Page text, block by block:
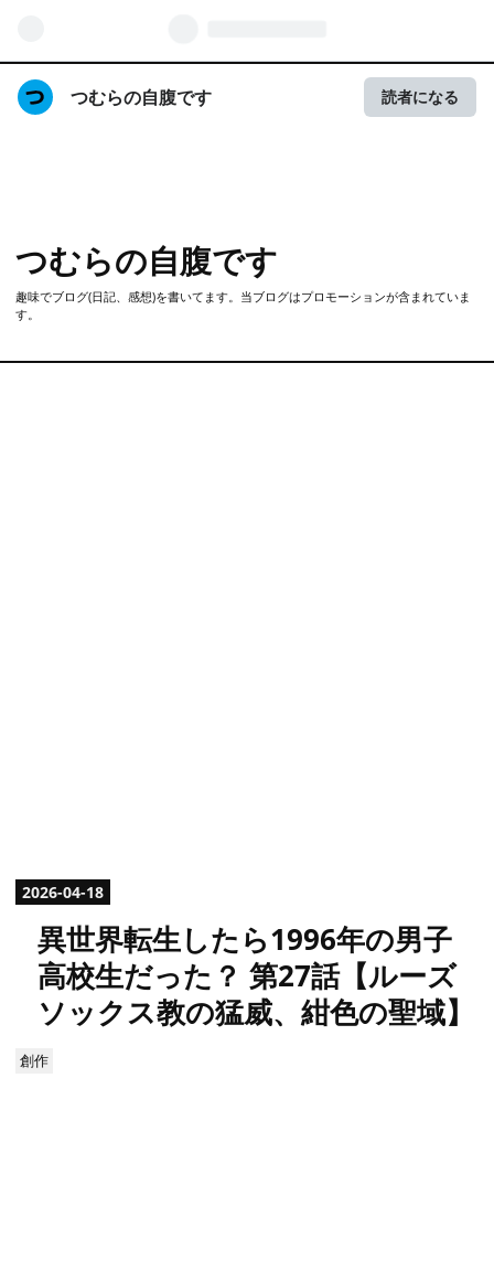
つむらの自腹です 読者になる
つむらの自腹です
趣味でブログ(日記、感想)を書いてます。当ブログはプロモーションが含まれていま
す。
2026-04-18
​異世界転生したら1996年の男子
高校生だった？ 第27話【ルーズ
ソックス教の猛威、紺色の聖域】
創作